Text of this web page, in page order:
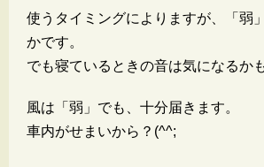
使うタイミングによりますが、「弱
かです。
でも寝ているときの音は気になるか
風は「弱」でも、十分届きます。
車内がせまいから？(^^;